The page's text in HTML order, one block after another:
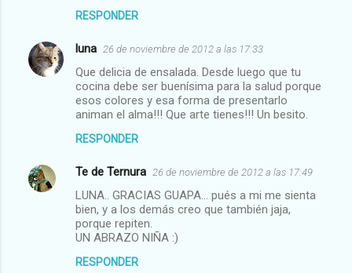
RESPONDER
luna 26 de noviembre de 2012 a las 17:33
Que delicia de ensalada. Desde luego que tu
cocina debe ser buenísima para la salud porque
esos colores y esa forma de presentarlo
animan el alma!!! Que arte tienes!!! Un besito.
RESPONDER
Te de Ternura 26 de noviembre de 2012 a las 17:49
LUNA.. GRACIAS GUAPA... pués a mi me sienta
bien, y a los demás creo que también jaja,
porque repiten.
UN ABRAZO NIÑA :)
RESPONDER